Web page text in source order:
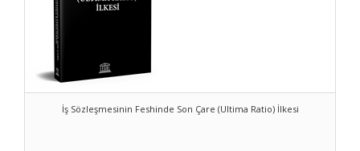
İş Sözleşmesinin Feshinde Son Çare (Ultima Ratio) İlkesi